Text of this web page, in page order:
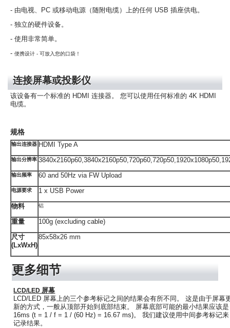
- 由电视、PC 或移动电源（随附电缆）上的任何 USB 插座供电。
- 独立的硬件设备。
- 使用非常简单。
- 便携设计 - 可放入您的口袋！
连接屏幕或投影仪
该设备有一个标准的 HDMI 连接器。 您可以使用任何标准的 4K HDMI
电缆。
规格
输出连接器 HDMI Type A
输出分辨率
输出频率 60 and 50Hz via FW Upload
电源要求
1 x USB Power
物料
铝
重量
100g (excluding cable)
尺寸
(LxWxH)
85x58x26 mm
更多细节
LCD/LED 屏幕
LCD/LED 屏幕上的三个参考标记之间的结果会有所不同。 这是由于屏幕
新的方式，一般从顶部开始到底部结束。 屏幕底部可能的最小结果应该是
16ms (t = 1 / f = 1 / (60 Hz) = 16.67 ms)。 我们建议使用中间参考标记来
记录结果。